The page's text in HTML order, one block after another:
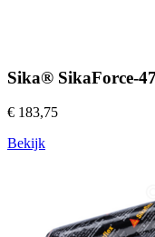
Sika® SikaForce-
€ 183,75
Bekijk